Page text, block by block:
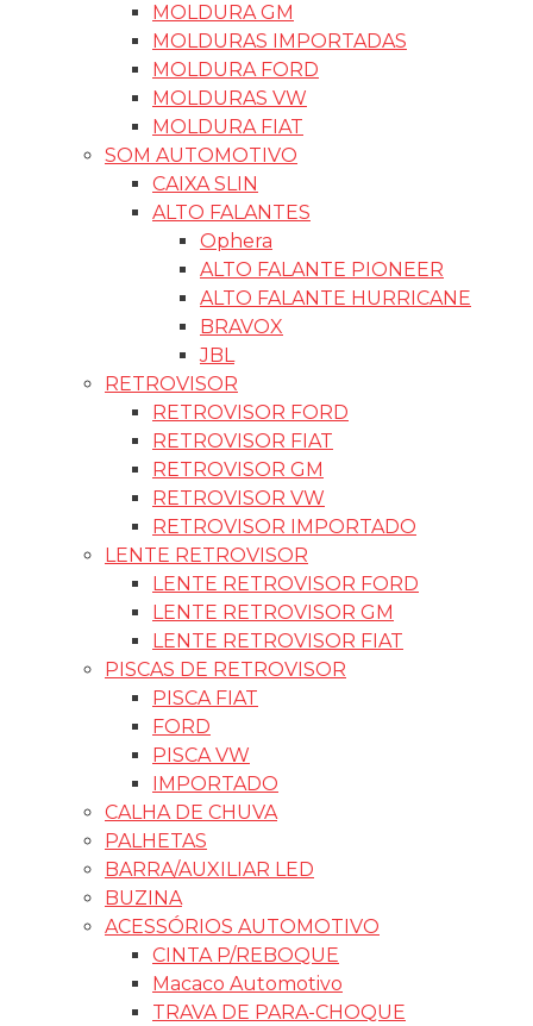
MOLDURA GM
MOLDURAS IMPORTADAS
MOLDURA FORD
MOLDURAS VW
MOLDURA FIAT
SOM AUTOMOTIVO
CAIXA SLIN
ALTO FALANTES
Ophera
ALTO FALANTE PIONEER
ALTO FALANTE HURRICANE
BRAVOX
JBL
RETROVISOR
RETROVISOR FORD
RETROVISOR FIAT
RETROVISOR GM
RETROVISOR VW
RETROVISOR IMPORTADO
LENTE RETROVISOR
LENTE RETROVISOR FORD
LENTE RETROVISOR GM
LENTE RETROVISOR FIAT
PISCAS DE RETROVISOR
PISCA FIAT
FORD
PISCA VW
IMPORTADO
CALHA DE CHUVA
PALHETAS
BARRA/AUXILIAR LED
BUZINA
ACESSÓRIOS AUTOMOTIVO
CINTA P/REBOQUE
Macaco Automotivo
TRAVA DE PARA-CHOQUE